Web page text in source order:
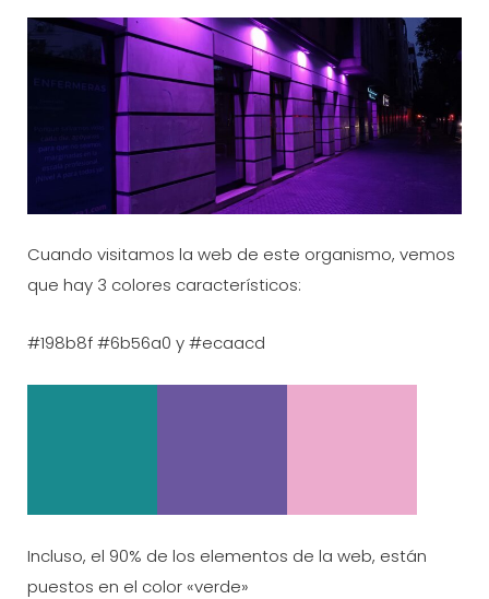
Cuando visitamos la web de este organismo, vemos
que hay 3 colores característicos:
#198b8f #6b56a0 y #ecaacd
Incluso, el 90% de los elementos de la web, están
puestos en el color «verde»